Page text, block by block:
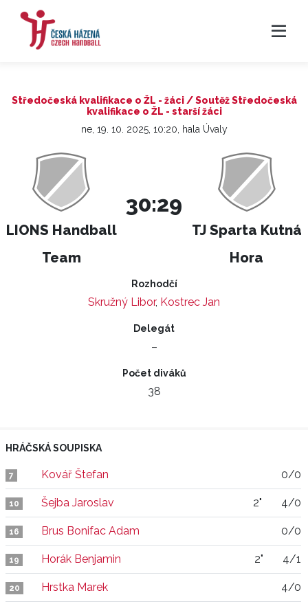
Středočeská kvalifikace o ŽL - žáci / Soutěž Středočeská
kvalifikace o ŽL - starší žáci
ne, 19. 10. 2025, 10:20, hala Úvaly
LIONS Handball
Team
30:29
TJ Sparta Kutná
Hora
Rozhodčí
Skružný Libor, Kostrec Jan
Delegát
–
Počet diváků
38
HRÁČSKÁ SOUPISKA
7 Kovář Štefan 0/0
10 Šejba Jaroslav 2" 4/0
16 Brus Bonifac Adam 0/0
19 Horák Benjamin 2" 4/1
20 Hrstka Marek 4/0